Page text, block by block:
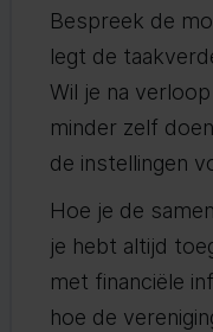
Bespreek de
legt de
Wil je na
minder zelf
de instellingen
Hoe je de
je hebt altijd
met financiële
hoe de